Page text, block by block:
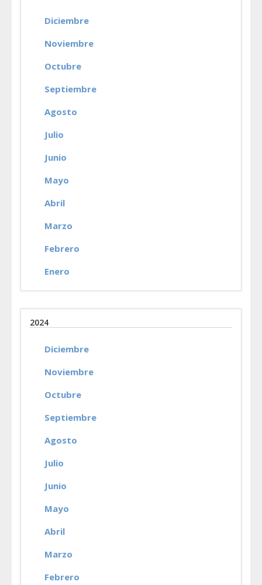
Diciembre
Noviembre
Octubre
Septiembre
Agosto
Julio
Junio
Mayo
Abril
Marzo
Febrero
Enero
2024
Diciembre
Noviembre
Octubre
Septiembre
Agosto
Julio
Junio
Mayo
Abril
Marzo
Febrero